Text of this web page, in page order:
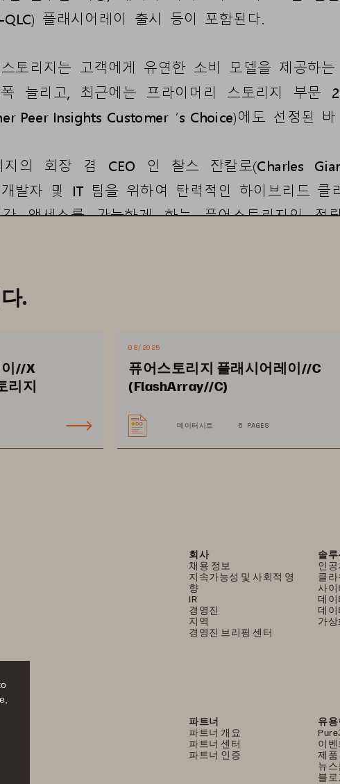
QLC) 플래시어레이 출시 등이 포함된다
토리지는 고객에게 유연한 소비 모델을 제공하는
늘리고 최근에는 프라이머리 스토리지 부문
Peer Insights Customer ’s Choice)에도 선정된 바
지의 회장 겸 CEO 인 찰스 잔칼로(Charles
개발자 및 IT 팀을 위하여 탄력적인 하이브리드 클
액세스를 가능하게 하는 퓨어스토리지의 전
www.purestorage.com/resources/gartner
###
는
들이 다양한 클라우드 환경에서
기록했으
.
//X
리지
08/2025
퓨어스토리지 플래시어레이//C
(FlashArray//C)
데이터시트 5 PAGES
회사
채용 정보
지속가능성 및 사회적 영
향
IR
경영진
지역
경영진 브리핑 센터
솔루
인
클라
사이
데이
데이
가상
파트너
파트너 개요
파트너 센터
파트너 인증
유용
이벤
제품
뉴스
블로